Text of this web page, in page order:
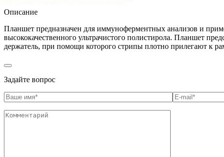
Описание
Планшет предназначен для иммуноферментных анализов и
высококачественного ультрачистого полистирола. Планшет
держатель, при помощи которого стрипы плотно прилегают к
Задайте вопрос